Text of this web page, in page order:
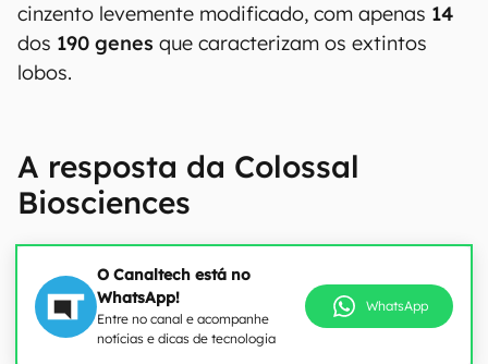
cinzento levemente modificado, com apenas 14
dos 190 genes que caracterizam os extintos
lobos.
A resposta da Colossal
Biosciences
O Canaltech está no
WhatsApp!
Entre no canal e acompanhe
notícias e dicas de tecnologia
WhatsApp